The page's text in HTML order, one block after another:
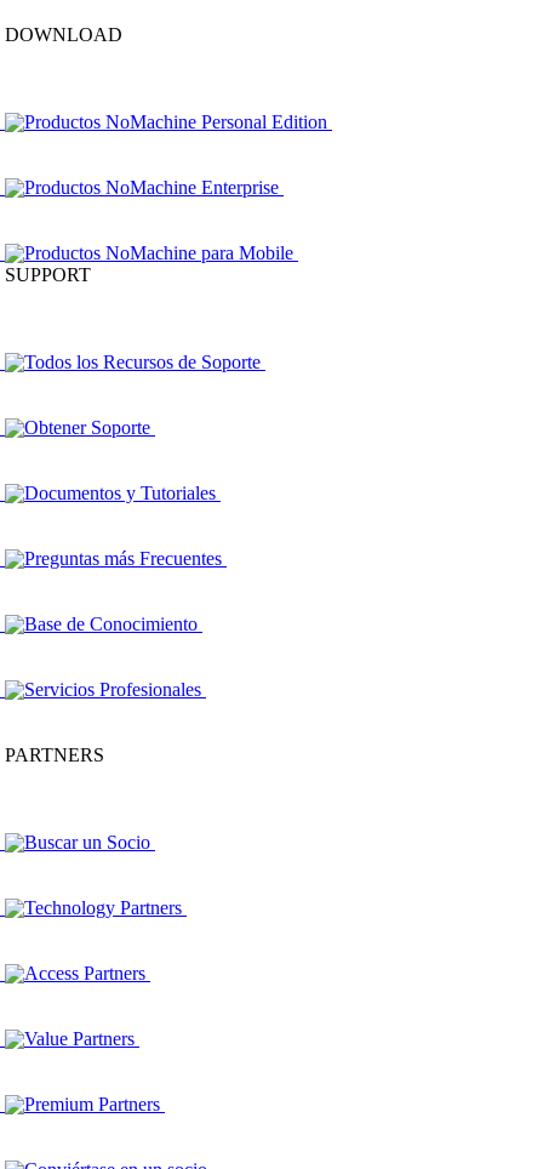
DOWNLOAD
Productos NoMachine Personal Edition
Productos NoMachine Enterprise
Productos NoMachine para Mobile
SUPPORT
Todos los Recursos de Soporte
Obtener Soporte
Documentos y Tutoriales
Preguntas más Frecuentes
Base de Conocimiento
Servicios Profesionales
PARTNERS
Buscar un Socio
Technology Partners
Access Partners
Value Partners
Premium Partners